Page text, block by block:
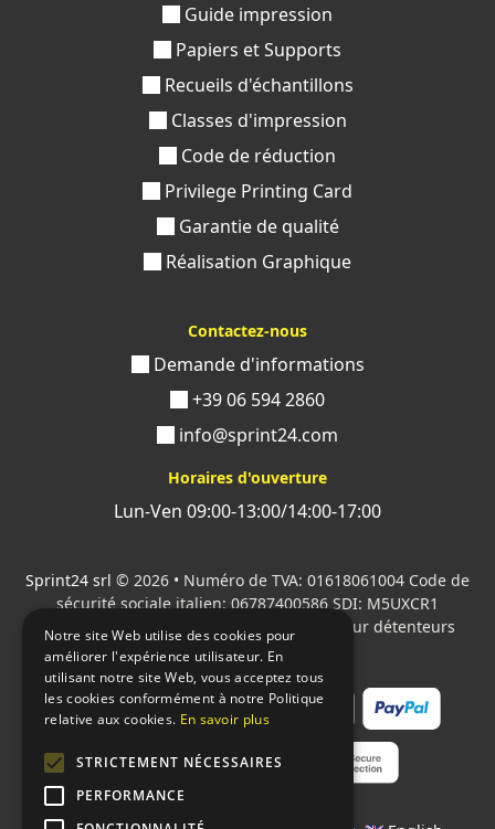
Guide impression
Papiers et Supports
Recueils d'échantillons
Classes d'impression
Code de réduction
Privilege Printing Card
Garantie de qualité
Réalisation Graphique
Contactez-nous
Demande d'informations
+39 06 594 2860
info@sprint24.com
Horaires d'ouverture
Lun-Ven 09:00-13:00/14:00-17:00
Sprint24 srl © 2026 • Numéro de TVA: 01618061004 Code de
sécurité sociale italien: 06787400586 SDI: M5UXCR1
Tous les logos cités sont la propriété de leur détenteurs
respectifs.
Notre site Web utilise des cookies pour
améliorer l'expérience utilisateur. En
utilisant notre site Web, vous acceptez tous
les cookies conformément à notre Politique
relative aux cookies. En savoir plus
STRICTEMENT NÉCESSAIRES
PERFORMANCE